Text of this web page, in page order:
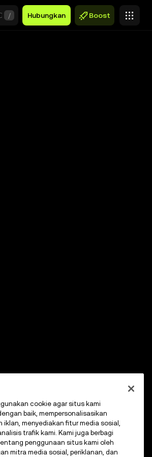
/ Hubungkan Boost
cookie agar situs kami
baik, mempersonalisasikan
iklan, menyediakan fitur media sosial,
trafik kami. Kami juga berbagi
penggunaan situs kami oleh
mitra media sosial, periklanan, dan